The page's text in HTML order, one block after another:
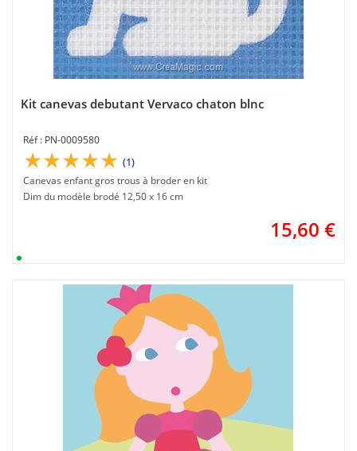
Kit canevas debutant Vervaco chaton blnc
PN-0009580
(1)
Canevas enfant gros trous à broder en kit
Dim du modèle brodé 12,50 x 16 cm
15,60 €